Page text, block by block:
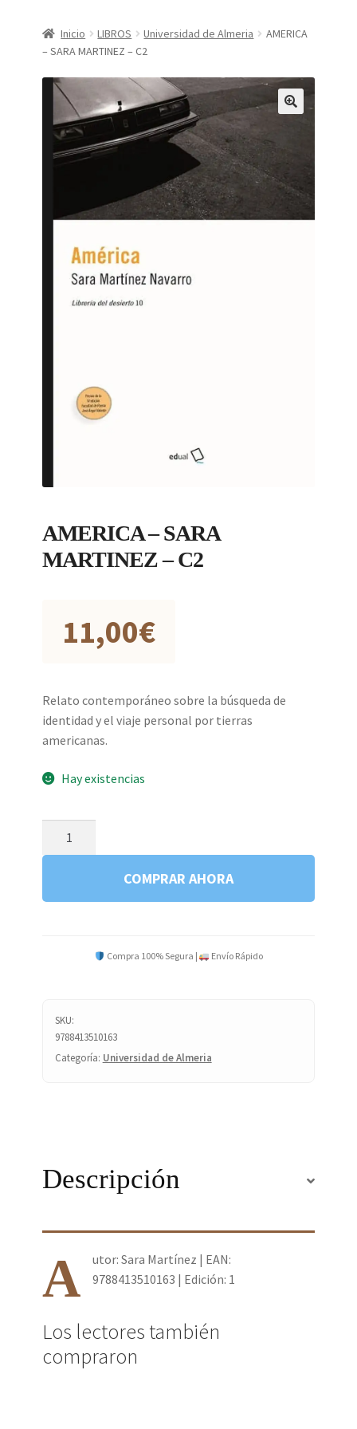
Finalizar compra
Mi cuenta
Política de Privacidad
Inicio LIBROS Universidad de Almeria
AMERICA
– SARA MARTINEZ – C2
AMERICA – SARA
MARTINEZ – C2
11,00€
Relato contemporáneo sobre la búsqueda de
identidad y el viaje personal por tierras
americanas.
Hay existencias
COMPRAR AHORA
Compra 100% Segura | Envío Rápido
SKU:
9788413510163
Categoría: Universidad de Almeria
Descripción
A
utor: Sara Martínez | EAN:
9788413510163 | Edición: 1
Los lectores también
compraron